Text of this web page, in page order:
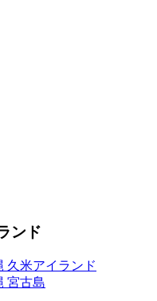
ンド
久米アイランド
宮古島